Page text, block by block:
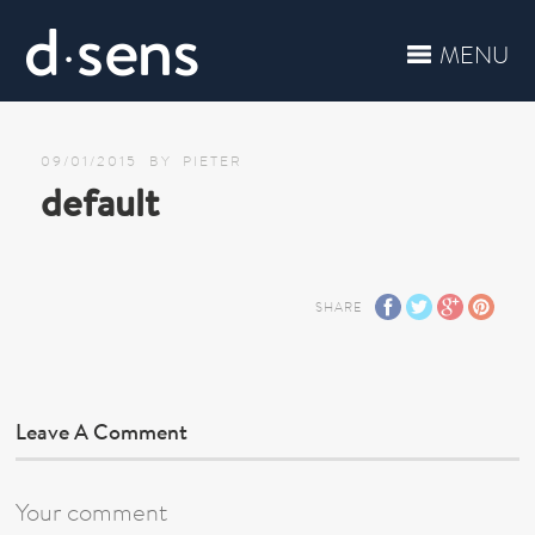
MENU
09/01/2015 BY PIETER
default
SHARE
Leave A Comment
Your comment